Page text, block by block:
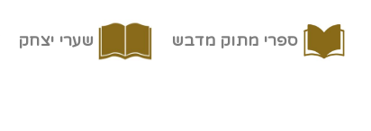
ספרי מתוק מדבש שערי יצחק